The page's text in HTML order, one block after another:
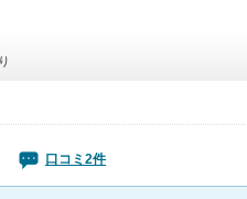
口コミ2件